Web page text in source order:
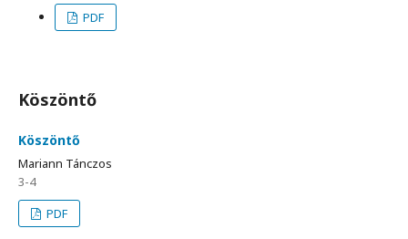
PDF
Köszöntő
Köszöntő
Mariann Tánczos
3-4
PDF